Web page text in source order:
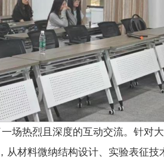
场热烈且深度的互动交流。针对
从材料微纳结构设计、实验表征